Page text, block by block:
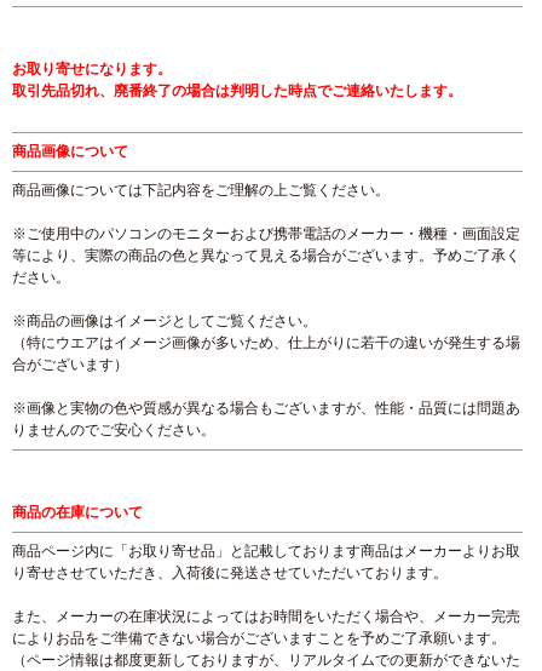
お取り寄せになります。
取引先品切れ、廃番終了の場合は判明した時点でご連絡いたします。
商品画像について
商品画像については下記内容をご理解の上ご覧ください。
※ご使用中のパソコンのモニターおよび携帯電話のメーカー・機種・画面設定
等により、実際の商品の色と異なって見える場合がございます。予めご了承く
ださい。
※商品の画像はイメージとしてご覧ください。
（特にウエアはイメージ画像が多いため、仕上がりに若干の違いが発生する場
合がございます）
※画像と実物の色や質感が異なる場合もございますが、性能・品質には問題あ
りませんのでご安心ください。
商品の在庫について
商品ページ内に「お取り寄せ品」と記載しております商品はメーカーよりお取
り寄せさせていただき、入荷後に発送させていただいております。
また、メーカーの在庫状況によってはお時間をいただく場合や、メーカー完売
によりお品をご準備できない場合がございますことを予めご了承願います。
（ページ情報は都度更新しておりますが、リアルタイムでの更新ができないた